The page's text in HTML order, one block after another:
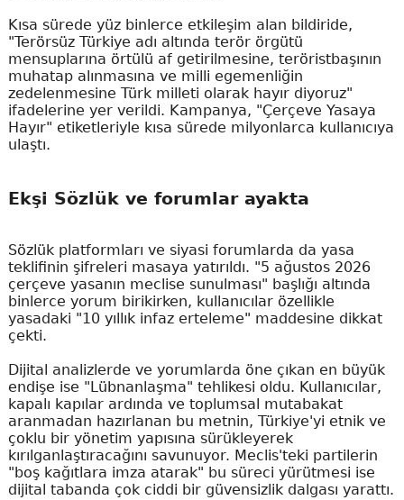
Kısa sürede yüz binlerce etkileşim alan bildiride,
"Terörsüz Türkiye adı altında terör örgütü
mensuplarına örtülü af getirilmesine, teröristbaşının
muhatap alınmasına ve milli egemenliğin
zedelenmesine Türk milleti olarak hayır diyoruz"
ifadelerine yer verildi. Kampanya, "Çerçeve Yasaya
Hayır" etiketleriyle kısa sürede milyonlarca kullanıcıya
ulaştı.
Ekşi Sözlük ve forumlar ayakta
Sözlük platformları ve siyasi forumlarda da yasa
teklifinin şifreleri masaya yatırıldı. "5 ağustos 2026
çerçeve yasanın meclise sunulması" başlığı altında
binlerce yorum birikirken, kullanıcılar özellikle
yasadaki "10 yıllık infaz erteleme" maddesine dikkat
çekti.
Dijital analizlerde ve yorumlarda öne çıkan en büyük
endişe ise "Lübnanlaşma" tehlikesi oldu. Kullanıcılar,
kapalı kapılar ardında ve toplumsal mutabakat
aranmadan hazırlanan bu metnin, Türkiye'yi etnik ve
çoklu bir yönetim yapısına sürükleyerek
kırılganlaştıracağını savunuyor. Meclis'teki partilerin
"boş kağıtlara imza atarak" bu süreci yürütmesi ise
dijital tabanda çok ciddi bir güvensizlik dalgası yarattı.